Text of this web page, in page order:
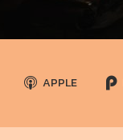
APPLE